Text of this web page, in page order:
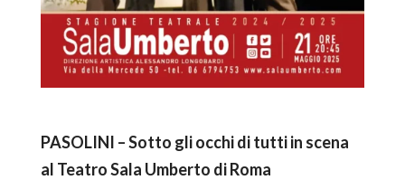
PASOLINI – Sotto gli occhi di tutti in scena
al Teatro Sala Umberto di Roma